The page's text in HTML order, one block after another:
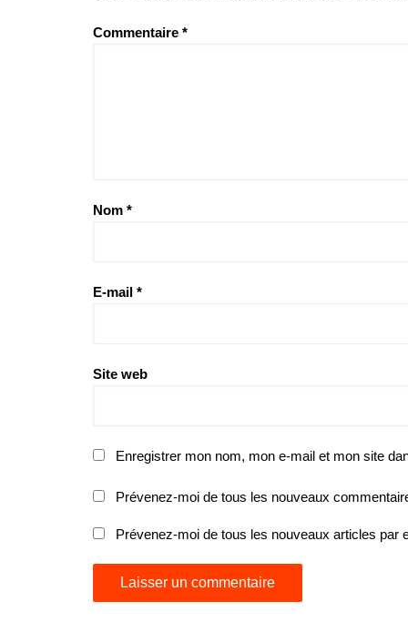
Commentaire *
Nom *
E-mail *
Site web
Enregistrer mon nom, mon e-mail et mon site
Prévenez-moi de tous les nouveaux
Prévenez-moi de tous les nouveaux articles par